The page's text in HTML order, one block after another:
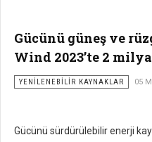
Gücünü güneş ve
Wind 2023’te 2
YENILENEBILIR KAYNAKLAR 05
Gücünü sürdürülebilir enerji